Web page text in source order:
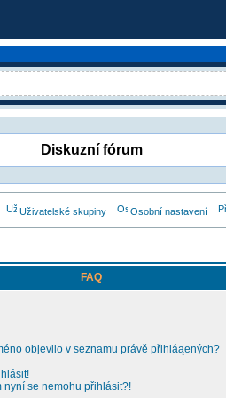
Diskuzní fórum
Uživatelské skupiny Osobní nastavení
FAQ
objevilo v seznamu právě přihláąených?
nyní se nemohu přihlásit?!